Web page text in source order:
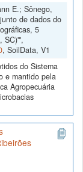
E.; Sônego,
de dados do
5
SC)'",
, SoilData, V1
do Sistema
e mantido pela
Agropecuária